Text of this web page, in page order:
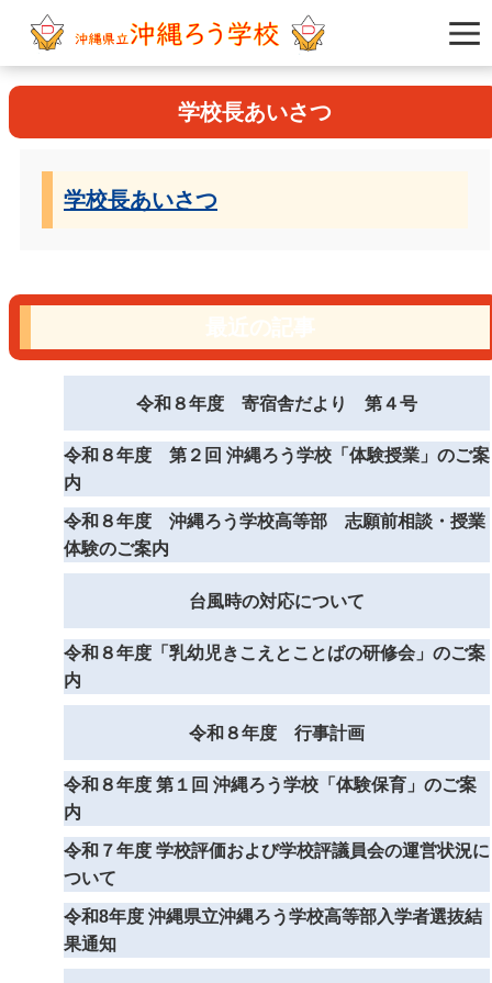
学校長あいさつ
学校長あいさつ
令和８年度 寄宿舎だより 第４号
令和８年度 第２回 沖縄ろう学校「体験授業」のご案
内
令和８年度 沖縄ろう学校高等部 志願前相談・授業
体験のご案内
台風時の対応について
令和８年度「乳幼児きこえとことばの研修会」のご案
内
令和８年度 行事計画
令和８年度 第１回 沖縄ろう学校「体験保育」のご案
内
令和７年度 学校評価および学校評議員会の運営状況に
ついて
令和8年度 沖縄県立沖縄ろう学校高等部入学者選抜結
果通知